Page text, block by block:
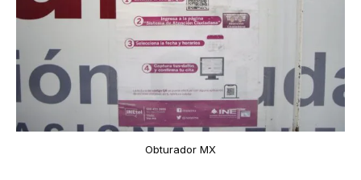
Obturador MX